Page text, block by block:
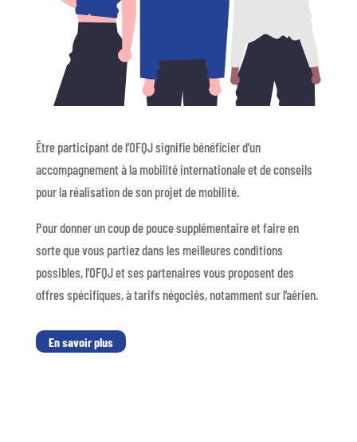
Être participant de l’OFQJ signifie bénéficier d’un
accompagnement à la mobilité internationale et de conseils
pour la réalisation de son projet de mobilité.
Pour donner un coup de pouce supplémentaire et faire en
sorte que vous partiez dans les meilleures conditions
possibles, l’OFQJ et ses partenaires vous proposent des
offres spécifiques, à tarifs négociés, notamment sur l’aérien.
En savoir plus